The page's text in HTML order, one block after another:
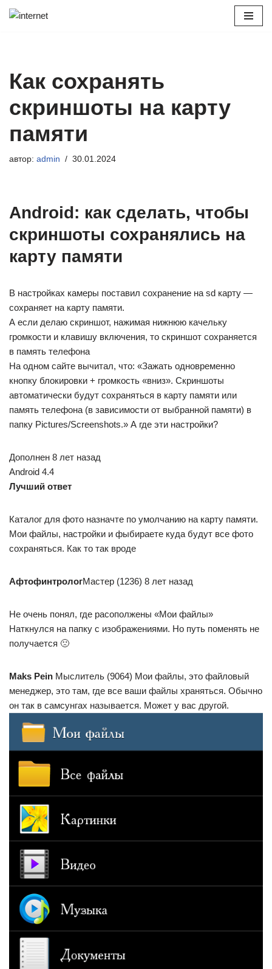
Как сохранять
скриншоты на карту
памяти
автор: admin 30.01.2024
Аndroid: как сделать, чтобы
скриншоты сохранялись на
карту памяти
В настройках камеры поставил сохранение на sd карту —
сохраняет на карту памяти.
А если делаю скриншот, нажимая нижнюю качельку
громкости и клавишу включения, то скриншот сохраняется
в память телефона
На одном сайте вычитал, что: «Зажать одновременно
кнопку блокировки + громкость «вниз». Скриншоты
автоматически будут сохраняться в карту памяти или
память телефона (в зависимости от выбранной памяти) в
папку Pictures/Screenshots.» А где эти настройки?
Дополнен 8 лет назад
Android 4.4
Лучший ответ
Каталог для фото назначте по умолчанию на карту памяти.
Мои файлы, настройки и фыбираете куда будут все фото
сохраняться. Как то так вроде
АфтофинтрологМастер (1236) 8 лет назад
Не очень понял, где расополжены «Мои файлы»
Наткнулся на папку с изображениями. Но путь поменять не
получается 🙁
Maks Pein Мыслитель (9064) Мои файлы, это файловый
менеджер, это там, где все ваши файлы храняться. Обычно
он так в самсунгах называется. Может у вас другой.